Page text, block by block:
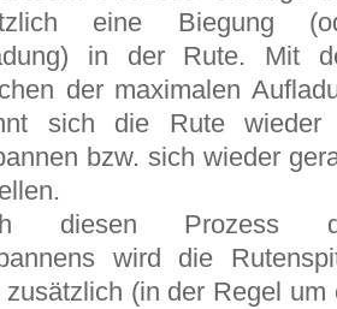
eine Biegung
in der Rute. Mit
der maximalen
sich die Rute wieder
bzw. sich wieder
diesen Prozess
wird die
zusätzlich (in der Regel um